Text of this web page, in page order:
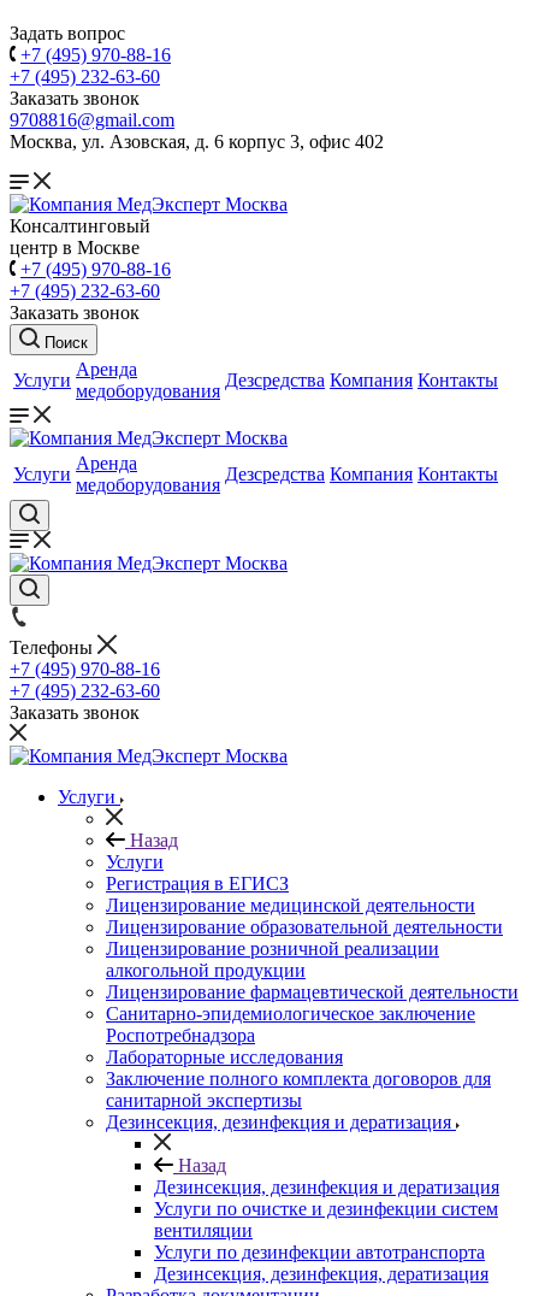
Задать вопрос
+7 (495) 970-88-16
+7 (495) 232-63-60
Заказать звонок
9708816@gmail.com
Москва, ул. Азовская, д. 6 корпус 3, офис 402
Консалтинговый
центр в Москве
+7 (495) 970-88-16
+7 (495) 232-63-60
Заказать звонок
Поиск
Услуги
Аренда
медоборудования
Дезсредства Компания Контакты
Услуги
Аренда
медоборудования
Дезсредства Компания Контакты
Телефоны
+7 (495) 970-88-16
+7 (495) 232-63-60
Заказать звонок
Услуги
Назад
Услуги
Регистрация в ЕГИСЗ
Лицензирование медицинской деятельности
Лицензирование образовательной деятельности
Лицензирование розничной реализации
алкогольной продукции
Лицензирование фармацевтической деятельности
Санитарно-эпидемиологическое заключение
Роспотребнадзора
Лабораторные исследования
Заключение полного комплекта договоров для
санитарной экспертизы
Дезинсекция, дезинфекция и дератизация
Назад
Дезинсекция, дезинфекция и дератизация
Услуги по очистке и дезинфекции систем
вентиляции
Услуги по дезинфекции автотранспорта
Дезинсекция, дезинфекция, дератизация